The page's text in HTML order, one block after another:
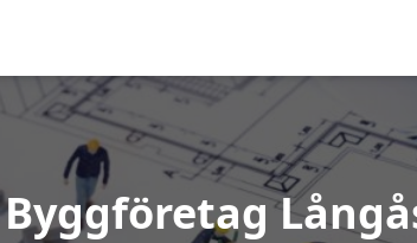
Byggföretag